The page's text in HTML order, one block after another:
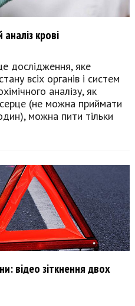
крові
дослідження, яке
всіх органів і систем
аналізу, як
(не можна приймати
можна пити тільки
відео зіткнення двох